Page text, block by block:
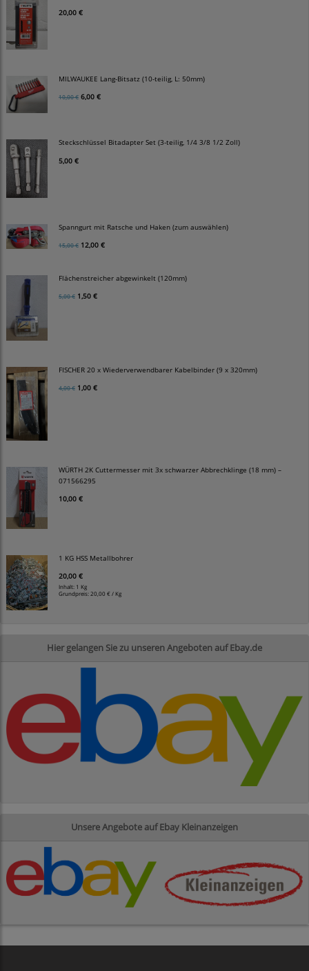
20,00 €
MILWAUKEE Lang-Bitsatz (10-teilig, L: 50mm)
10,00 € 6,00 €
Steckschlüssel Bitadapter Set (3-teilig, 1/4 3/8 1/2 Zoll)
5,00 €
Spanngurt mit Ratsche und Haken (zum auswählen)
15,00 € 12,00 €
Flächenstreicher abgewinkelt (120mm)
5,00 € 1,50 €
FISCHER 20 x Wiederverwendbarer Kabelbinder (9 x 320mm)
4,00 € 1,00 €
WÜRTH 2K Cuttermesser mit 3x schwarzer Abbrechklinge (18 mm) –
071566295
10,00 €
1 KG HSS Metallbohrer
20,00 €
Inhalt: 1 Kg
Grundpreis:20,00 € / Kg
Hier gelangen Sie zu unseren Angeboten auf Ebay.de
Unsere Angebote auf Ebay Kleinanzeigen